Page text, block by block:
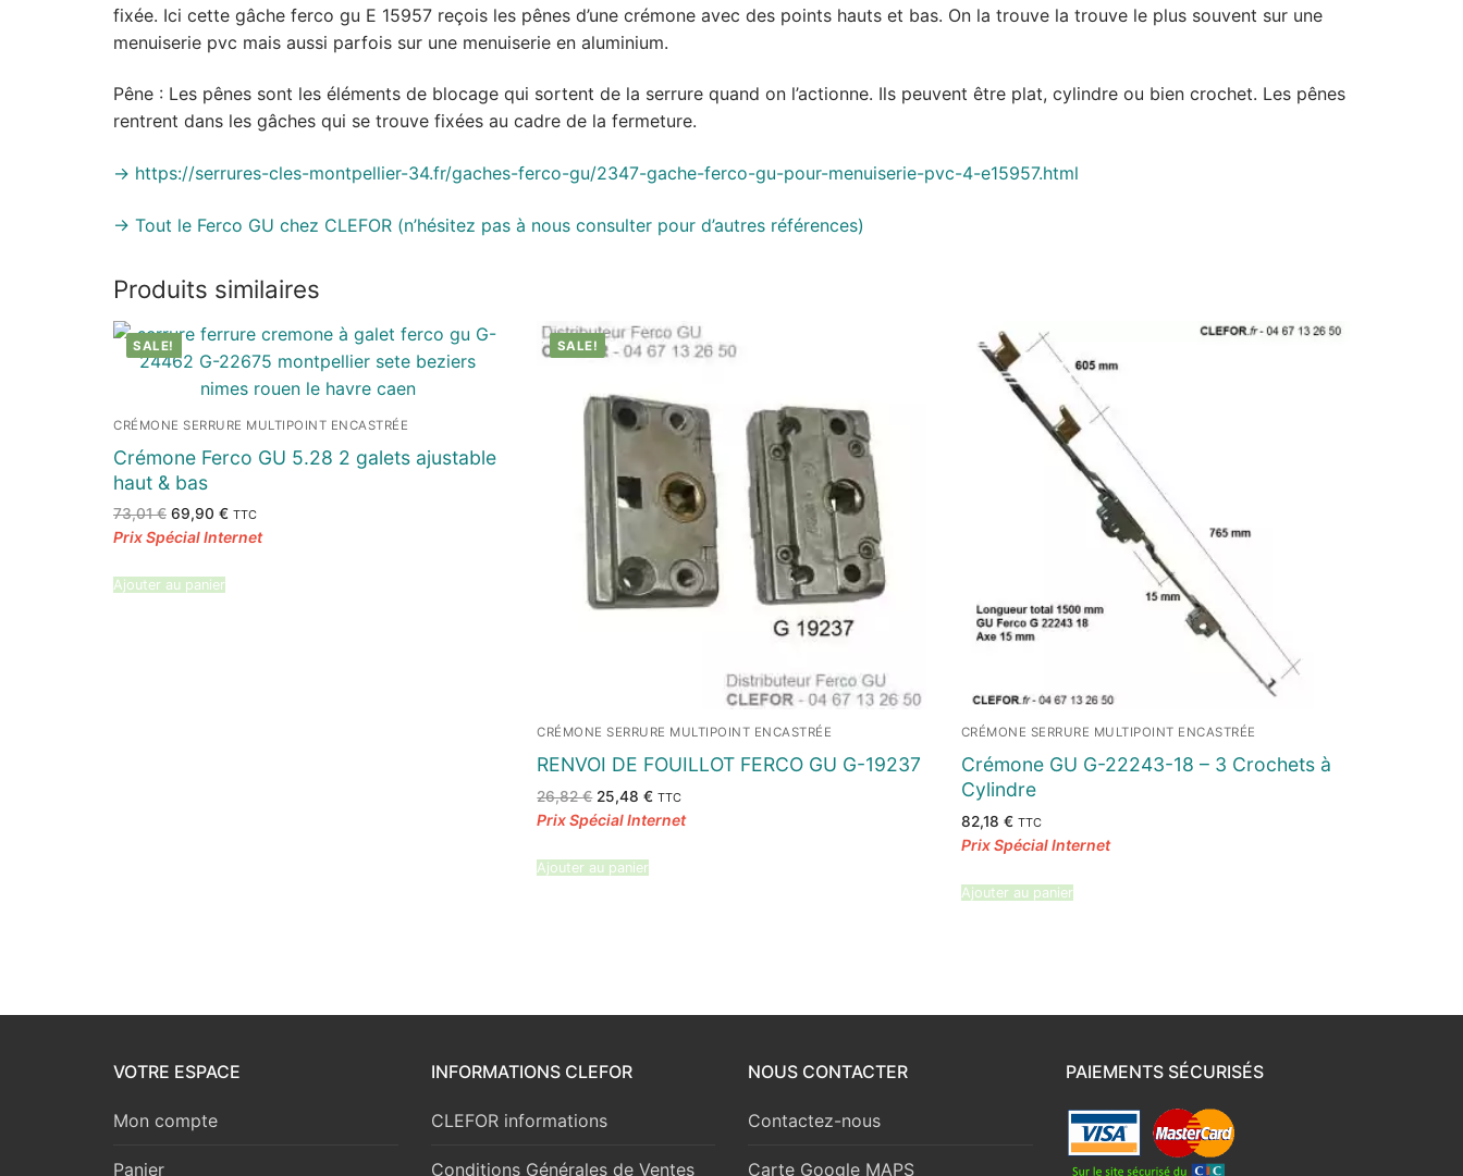
fixée. Ici cette gâche ferco gu E 15957 reçois les pênes d’une crémone avec des points hauts et bas. On la trouve la trouve le plus souvent sur une
menuiserie pvc mais aussi parfois sur une menuiserie en aluminium.
Pêne : Les pênes sont les éléments de blocage qui sortent de la serrure quand on l’actionne. Ils peuvent être plat, cylindre ou bien crochet. Les pênes
rentrent dans les gâches qui se trouve fixées au cadre de la fermeture.
-> https://serrures-cles-montpellier-34.fr/gaches-ferco-gu/2347-gache-ferco-gu-pour-menuiserie-pvc-4-e15957.html
-> Tout le Ferco GU chez CLEFOR (n’hésitez pas à nous consulter pour d’autres références)
Produits similaires
SALE!
CRÉMONE SERRURE MULTIPOINT ENCASTRÉE
Crémone Ferco GU 5.28 2 galets ajustable
haut & bas
73,01€ Le
prix
initial
69,90 €Le
actuel
TTC
Ajouter au panier
SALE!
CRÉMONE SERRURE MULTIPOINT ENCASTRÉE
RENVOI DE FOUILLOT FERCO GU G-19237
26,82€ Le
prix
initial
25,48€Le
actuel
TTC
Ajouter au panier
CRÉMONE SERRURE MULTIPOINT ENCASTRÉE
Crémone GU G-22243-18 – 3 Crochets à
Cylindre
82,18 € TTC
Ajouter au panier
VOTRE ESPACE
Mon compte
Panier
INFORMATIONS CLEFOR
CLEFOR informations
Conditions Générales de Ventes
NOUS CONTACTER
Contactez-nous
Carte Google MAPS
PAIEMENTS SÉCURISÉS